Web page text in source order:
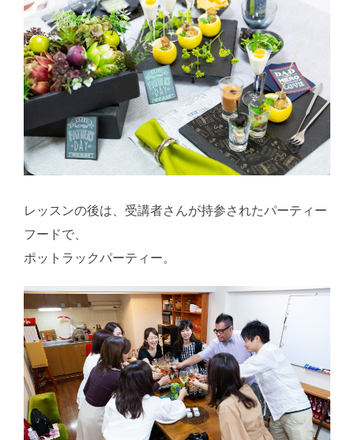
レッスンの後は、受講者さんが持参されたパーティー
フードで、
ポットラックパーティー。